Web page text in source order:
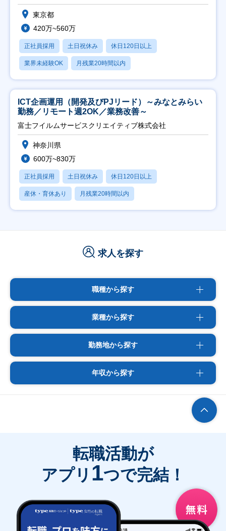
東京都
420万~560万
正社員採用 土日祝休み 休日120日以上
業界未経験OK 月残業20時間以内
ICT企画運用（開発及びPJリード）～みなとみらい
勤務／リモート週2OK／業務改善～
富士フイルムサービスクリエイティブ株式会社
神奈川県
600万~830万
正社員採用 土日祝休み 休日120日以上
産休・育休あり 月残業20時間以内
求人を探す
職種から探す
業種から探す
勤務地から探す
年収から探す
転職活動が
アプリ 1つで完結！